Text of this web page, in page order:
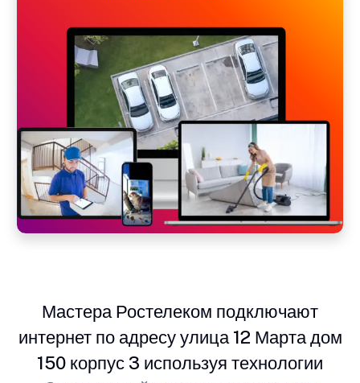
Мастера Ростелеком подключают
интернет по адресу улица 12 Марта дом
150 корпус 3 используя технологии